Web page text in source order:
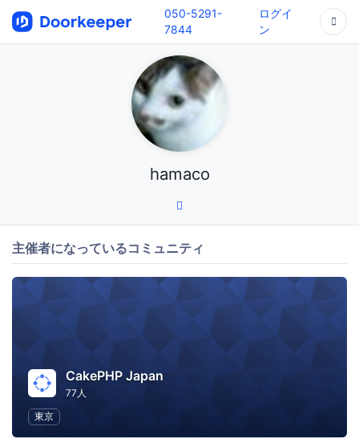
050-5291-
7844
ログイ
ン
hamaco
主催者になっているコミュニティ
CakePHP Japan
77人
東京